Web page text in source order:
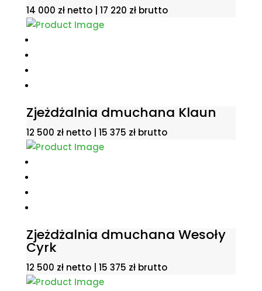
14 000 zł netto | 17 220 złbrutto
Zjeżdżalnia dmuchana Klaun
12 500 zł netto | 15 375 złbrutto
Zjeżdżalnia dmuchana Wesoły
Cyrk
12 500 zł netto | 15 375 złbrutto